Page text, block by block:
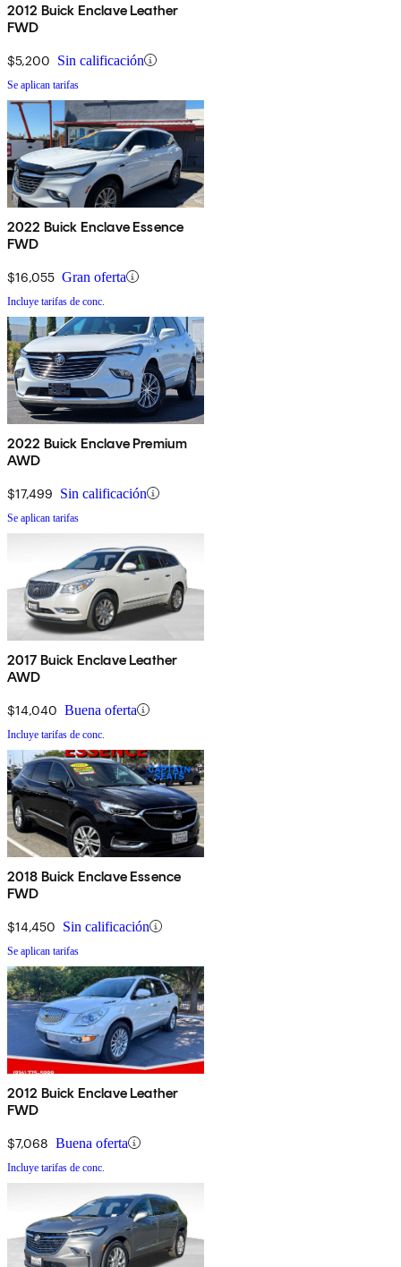
2012 Buick Enclave Leather
FWD
$5,200 Sin calificación
Se aplican tarifas
2022 Buick Enclave Essence
FWD
$16,055 Gran oferta
Incluye tarifas de conc.
2022 Buick Enclave Premium
AWD
$17,499 Sin calificación
Se aplican tarifas
2017 Buick Enclave Leather
AWD
$14,040 Buena oferta
Incluye tarifas de conc.
2018 Buick Enclave Essence
FWD
$14,450 Sin calificación
Se aplican tarifas
2012 Buick Enclave Leather
FWD
$7,068 Buena oferta
Incluye tarifas de conc.